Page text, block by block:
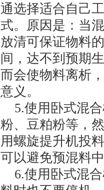
通选择适合自己
式。原因是：当
放清可保证物料
间，达不到预期
而会使物料离析
意义。
5.使用卧式混
粉、豆粕粉等，
用螺旋提升机投
可以避免预混料
6.使用卧式混